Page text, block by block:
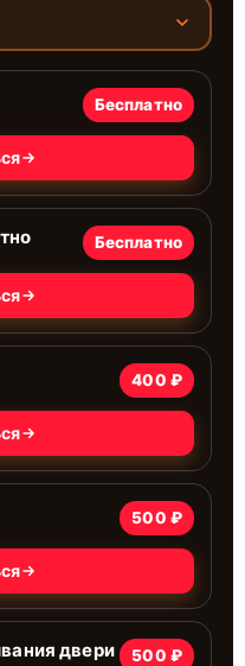
Бесплатно
Бесплатно
400 ₽
500 ₽
двери 500 ₽